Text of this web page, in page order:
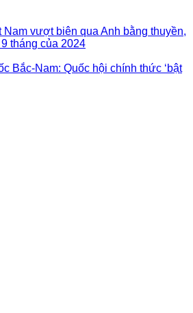
vượt biên qua Anh bằng thuyền,
tháng của 2024
Bắc-Nam: Quốc hội chính thức ‘bật